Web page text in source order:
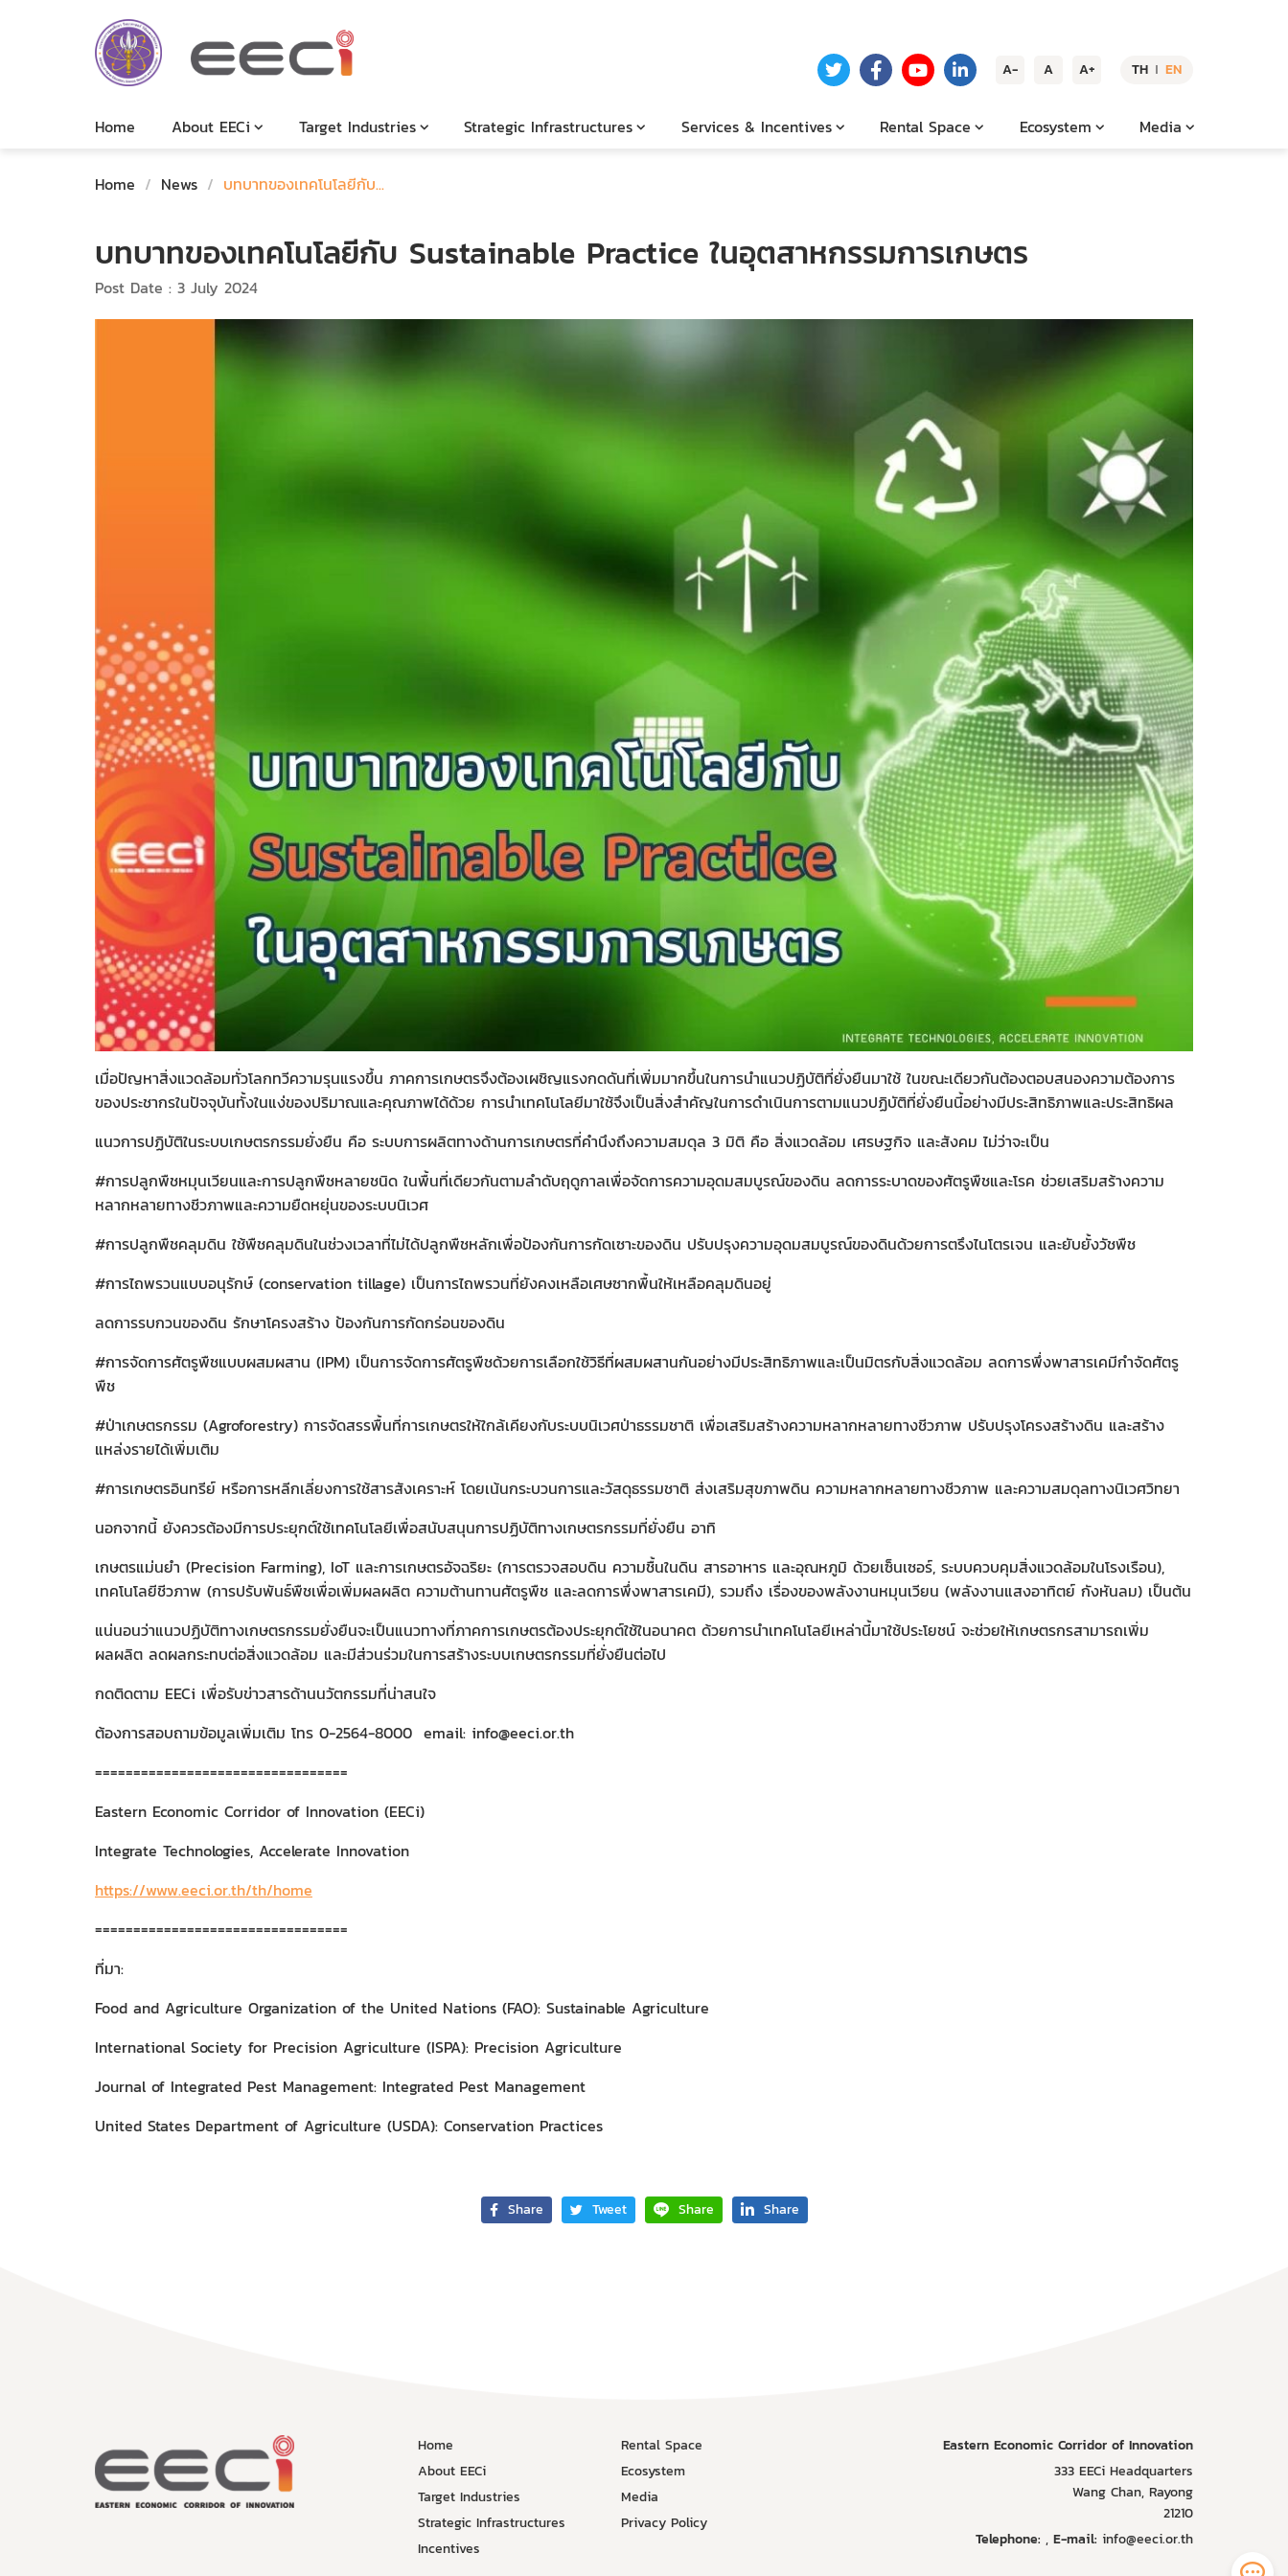
A- A A+ TH | EN
Home About EECi Target Industries Strategic Infrastructures Services & Incentives Rental Space Ecosystem Media
Home / News / บทบาทของเทคโนโลยีกับ...
บทบาทของเทคโนโลยีกับ Sustainable Practice ในอุตสาหกรรมการเกษตร
Post Date : 3 July 2024
เมื่อปัญหาสิ่งแวดล้อมทั่วโลกทวีความรุนแรงขึ้น ภาคการเกษตรจึงต้องเผชิญแรงกดดันที่เพิ่มมากขึ้นในการนำแนวปฏิบัติที่ยั่งยืนมาใช้ ในขณะเดียวกันต้องตอบสนองความต้องการ
ของประชากรในปัจจุบันทั้งในแง่ของปริมาณและคุณภาพได้ด้วย การนำเทคโนโลยีมาใช้จึงเป็นสิ่งสำคัญในการดำเนินการตามแนวปฏิบัติที่ยั่งยืนนี้อย่างมีประสิทธิภาพและประสิทธิผล
แนวการปฏิบัติในระบบเกษตรกรรมยั่งยืน คือ ระบบการผลิตทางด้านการเกษตรที่คำนึงถึงความสมดุล 3 มิติ คือ สิ่งแวดล้อม เศรษฐกิจ และสังคม ไม่ว่าจะเป็น
#การปลูกพืชหมุนเวียนและการปลูกพืชหลายชนิด ในพื้นที่เดียวกันตามลำดับฤดูกาลเพื่อจัดการความอุดมสมบูรณ์ของดิน ลดการระบาดของศัตรูพืชและโรค ช่วยเสริมสร้างความ
หลากหลายทางชีวภาพและความยืดหยุ่นของระบบนิเวศ
#การปลูกพืชคลุมดิน ใช้พืชคลุมดินในช่วงเวลาที่ไม่ได้ปลูกพืชหลักเพื่อป้องกันการกัดเซาะของดิน ปรับปรุงความอุดมสมบูรณ์ของดินด้วยการตรึงไนโตรเจน และยับยั้งวัชพืช
#การไถพรวนแบบอนุรักษ์ (conservation tillage) เป็นการไถพรวนที่ยังคงเหลือเศษซากพื้นให้เหลือคลุมดินอยู่
ลดการรบกวนของดิน รักษาโครงสร้าง ป้องกันการกัดกร่อนของดิน
#การจัดการศัตรูพืชแบบผสมผสาน (IPM) เป็นการจัดการศัตรูพืชด้วยการเลือกใช้วิธีที่ผสมผสานกันอย่างมีประสิทธิภาพและเป็นมิตรกับสิ่งแวดล้อม ลดการพึ่งพาสารเคมีกำจัดศัตรู
พืช
#ป่าเกษตรกรรม (Agroforestry) การจัดสรรพื้นที่การเกษตรให้ใกล้เคียงกับระบบนิเวศป่าธรรมชาติ เพื่อเสริมสร้างความหลากหลายทางชีวภาพ ปรับปรุงโครงสร้างดิน และสร้าง
แหล่งรายได้เพิ่มเติม
#การเกษตรอินทรีย์ หรือการหลีกเลี่ยงการใช้สารสังเคราะห์ โดยเน้นกระบวนการและวัสดุธรรมชาติ ส่งเสริมสุขภาพดิน ความหลากหลายทางชีวภาพ และความสมดุลทางนิเวศวิทยา
นอกจากนี้ ยังควรต้องมีการประยุกต์ใช้เทคโนโลยีเพื่อสนับสนุนการปฏิบัติทางเกษตรกรรมที่ยั่งยืน อาทิ
เกษตรแม่นยำ (Precision Farming), IoT และการเกษตรอัจฉริยะ (การตรวจสอบดิน ความชื้นในดิน สารอาหาร และอุณหภูมิ ด้วยเซ็นเซอร์, ระบบควบคุมสิ่งแวดล้อมในโรงเรือน),
เทคโนโลยีชีวภาพ (การปรับพันธ์พืชเพื่อเพิ่มผลผลิต ความต้านทานศัตรูพืช และลดการพึ่งพาสารเคมี), รวมถึง เรื่องของพลังงานหมุนเวียน (พลังงานแสงอาทิตย์ กังหันลม) เป็นต้น
แน่นอนว่าแนวปฏิบัติทางเกษตรกรรมยั่งยืนจะเป็นแนวทางที่ภาคการเกษตรต้องประยุกต์ใช้ในอนาคต ด้วยการนำเทคโนโลยีเหล่านี้มาใช้ประโยชน์ จะช่วยให้เกษตรกรสามารถเพิ่ม
ผลผลิต ลดผลกระทบต่อสิ่งแวดล้อม และมีส่วนร่วมในการสร้างระบบเกษตรกรรมที่ยั่งยืนต่อไป
กดติดตาม EECi เพื่อรับข่าวสารด้านนวัตกรรมที่น่าสนใจ
ต้องการสอบถามข้อมูลเพิ่มเติม โทร 0-2564-8000 email: info@eeci.or.th
=================================
Eastern Economic Corridor of Innovation (EECi)
Integrate Technologies, Accelerate Innovation
https://www.eeci.or.th/th/home
=================================
ที่มา:
Food and Agriculture Organization of the United Nations (FAO): Sustainable Agriculture
International Society for Precision Agriculture (ISPA): Precision Agriculture
Journal of Integrated Pest Management: Integrated Pest Management
United States Department of Agriculture (USDA): Conservation Practices
Share Tweet Share Share
Home
About EECi
Target Industries
Strategic Infrastructures
Incentives
Rental Space
Ecosystem
Media
Privacy Policy
Eastern Economic Corridor of Innovation
333 EECi Headquarters
Wang Chan, Rayong
21210
Telephone: , E-mail: info@eeci.or.th